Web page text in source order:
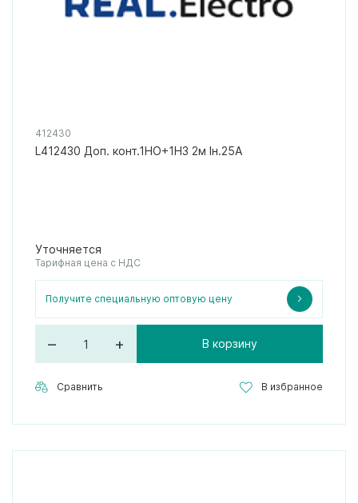
412430
L412430 Доп. конт.1НО+1НЗ 2м Iн.25A
Уточняется
Тарифная цена с НДС
Получите специальную оптовую цену
– + В корзину
Сравнить В избранное